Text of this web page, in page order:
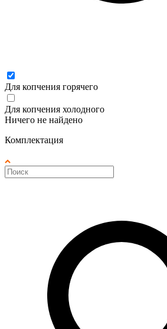
Для копчения горячего
Для копчения холодного
Ничего не найдено
Комплектация